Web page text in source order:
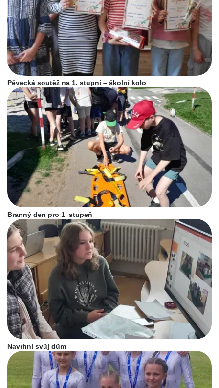
Pěvecká soutěž na 1. stupni – školní kolo
Branný den pro 1. stupeň
Navrhni svůj dům